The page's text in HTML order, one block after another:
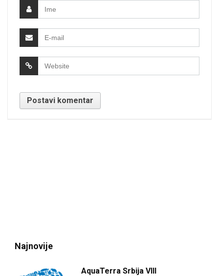
Najnovije
AquaTerra Srbija VIII